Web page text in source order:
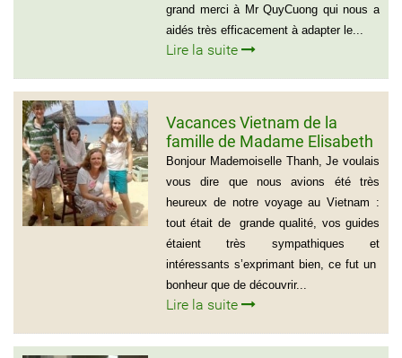
grand merci à Mr QuyCuong qui nous a
aidés très efficacement à adapter le...
Lire la suite
Vacances Vietnam de la
famille de Madame Elisabeth
DE LAUBESPIN (6 personnes)
Bonjour Mademoiselle Thanh, Je voulais
vous dire que nous avions été très
heureux de notre voyage au Vietnam :
tout était de grande qualité, vos guides
étaient très sympathiques et
intéressants s’exprimant bien, ce fut un
bonheur que de découvrir...
Lire la suite